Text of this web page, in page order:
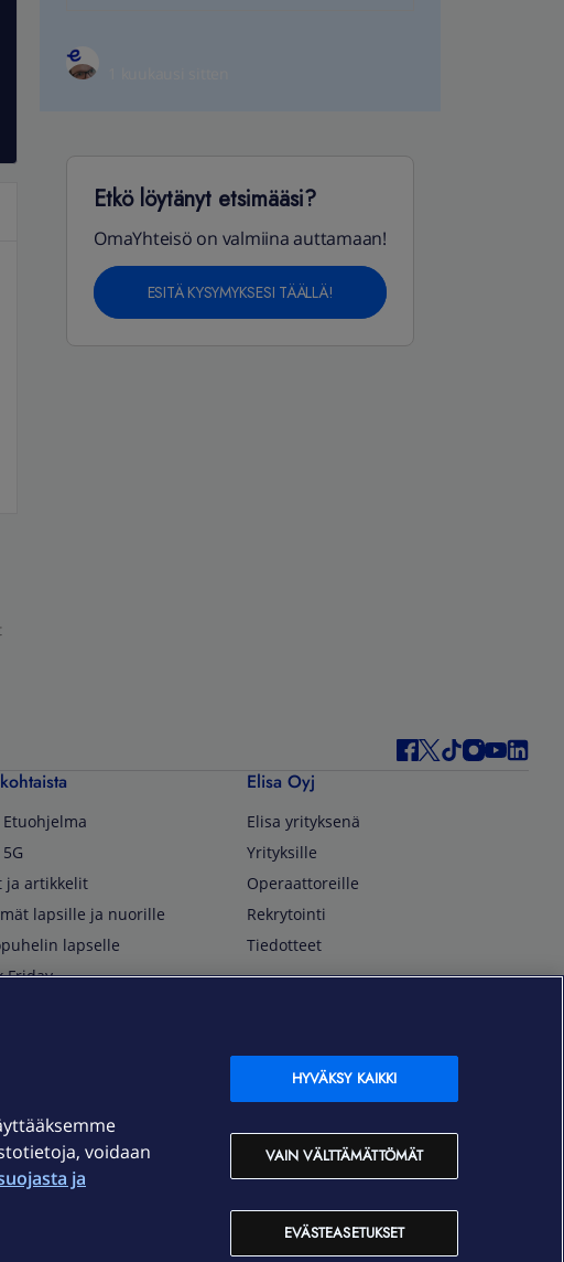
Etkö löytänyt etsimääsi?
OmaYhteisö on valmiina auttamaan!
ESITÄ KYSYMYKSESI TÄÄLLÄ!
Etuohjelma
ja artikkelit
lapsille ja nuorille
lapselle
Friday
Elisa Oyj
Elisa yrityksenä
Yrityksille
Operaattoreille
Rekrytointi
Tiedotteet
OmaElisa Self Service
Moving to Finland
Elisa Corporation
Kundtjänst
voidaan
ja
EVÄSTEASETUKSET
VAIN VÄLTTÄMÄTTÖMÄT
HYVÄKSY KAIKKI